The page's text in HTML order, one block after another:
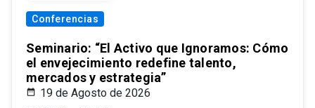
Conferencias
Seminario: “El Activo que Ignoramos: Cómo
el envejecimiento redefine talento,
mercados y estrategia”
19 de Agosto de 2026